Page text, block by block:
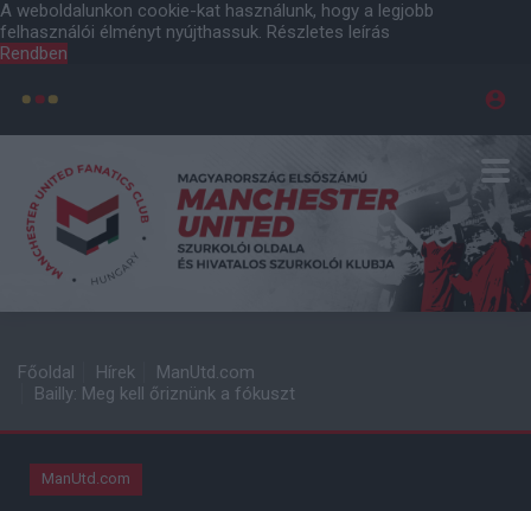
A weboldalunkon cookie-kat használunk, hogy a legjobb
felhasználói élményt nyújthassuk. Részletes leírás
Rendben
Főoldal Hírek
ManUtd.com
Bailly: Meg kell őriznünk a fókuszt
ManUtd.com